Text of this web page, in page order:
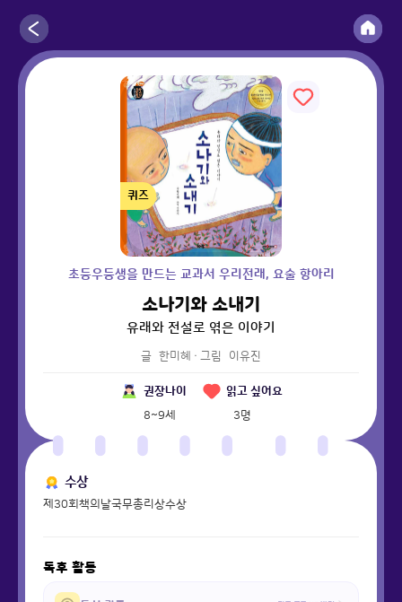
퀴즈
초등우등생을 만드는 교과서 우리전래, 요술 항아리
소나기와 소내기
유래와 전설로 엮은 이야기
글 한미혜 · 그림 이유진
권장나이
8~9세
읽고 싶어요
3명
수상
제30회책의날국무총리상수상
독후 활동